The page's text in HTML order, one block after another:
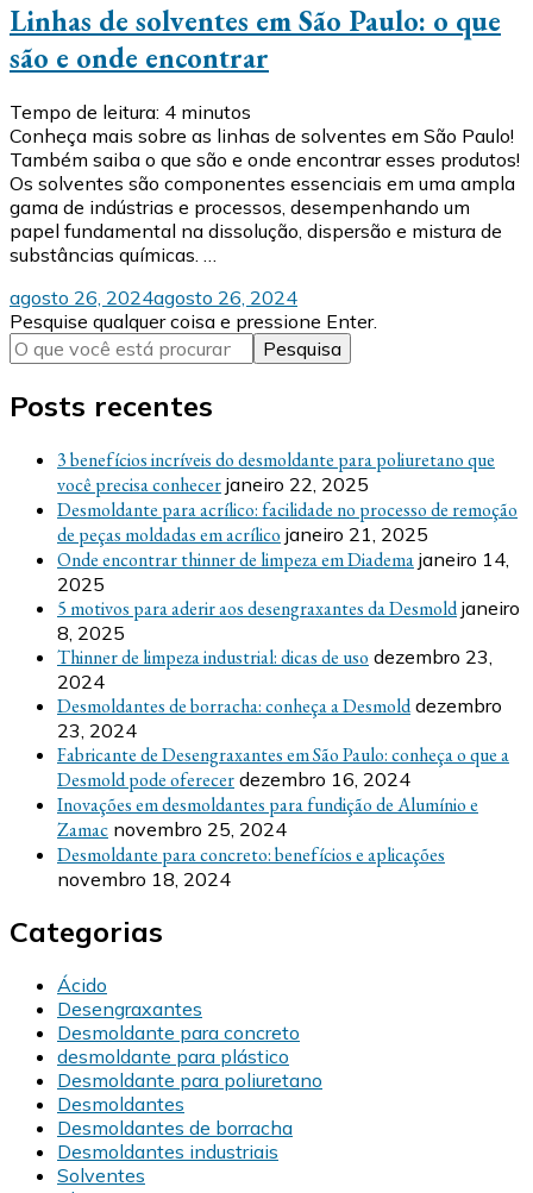
Linhas de solventes em São Paulo: o que
são e onde encontrar
Tempo de leitura: 4 minutos
Conheça mais sobre as linhas de solventes em São Paulo!
Também saiba o que são e onde encontrar esses produtos!
Os solventes são componentes essenciais em uma ampla
gama de indústrias e processos, desempenhando um
papel fundamental na dissolução, dispersão e mistura de
substâncias químicas. …
agosto 26, 2024agosto 26, 2024
Procurando
algo?
Pesquise qualquer coisa e pressione Enter.
Posts recentes
3 benefícios incríveis do desmoldante para poliuretano que
você precisa conhecer janeiro 22, 2025
Desmoldante para acrílico: facilidade no processo de remoção
de peças moldadas em acrílico janeiro 21, 2025
Onde encontrar thinner de limpeza em Diadema janeiro 14,
2025
5 motivos para aderir aos desengraxantes da Desmold janeiro
8, 2025
Thinner de limpeza industrial: dicas de uso dezembro 23,
2024
Desmoldantes de borracha: conheça a Desmold dezembro
23, 2024
Fabricante de Desengraxantes em São Paulo: conheça o que a
Desmold pode oferecer dezembro 16, 2024
Inovações em desmoldantes para fundição de Alumínio e
Zamac novembro 25, 2024
Desmoldante para concreto: benefícios e aplicações
novembro 18, 2024
Categorias
Ácido
Desengraxantes
Desmoldante para concreto
desmoldante para plástico
Desmoldante para poliuretano
Desmoldantes
Desmoldantes de borracha
Desmoldantes industriais
Solventes